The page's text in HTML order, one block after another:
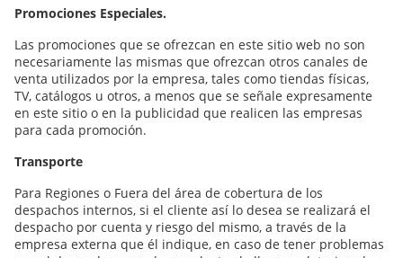
Promociones Especiales.
Las promociones que se ofrezcan en este sitio web no son
necesariamente las mismas que ofrezcan otros canales de
venta utilizados por la empresa, tales como tiendas físicas,
TV, catálogos u otros, a menos que se señale expresamente
en este sitio o en la publicidad que realicen las empresas
para cada promoción.
Transporte
Para Regiones o Fuera del área de cobertura de los
despachos internos, si el cliente así lo desea se realizará el
despacho por cuenta y riesgo del mismo, a través de la
empresa externa que él indique, en caso de tener problemas